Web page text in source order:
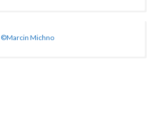
©Marcin Michno